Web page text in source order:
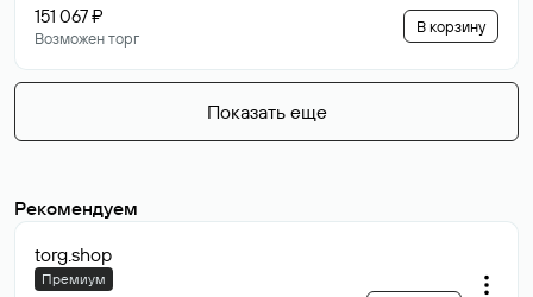
151 067 ₽
Возможен торг
В корзину
Показать еще
Рекомендуем
torg.shop
Премиум